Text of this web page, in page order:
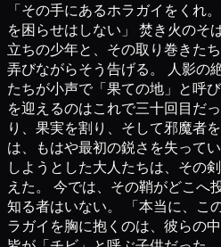
「その手にあるホラガイをくれ
を困らせはしない」 焚き火のそ
立ちの少年と、その取り巻きた
弄びながらそう告げる。 人影
たちが小声で「果ての地」と呼
を迎えるのはこれで三十回目だ
り、果実を割り、そして邪魔者
は、もはや最初の鋭さを失って
しようとした大人たちは、その
えた。 今では、その鞘がどこへ
知る者はいない。 「本当に、こ
ラガイを胸に抱くのは、彼らの